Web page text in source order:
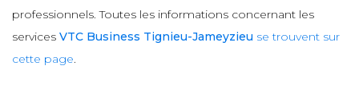
professionnels. Toutes les informations concernant les
services VTC Business Tignieu-Jameyzieu se trouvent sur
cette page.